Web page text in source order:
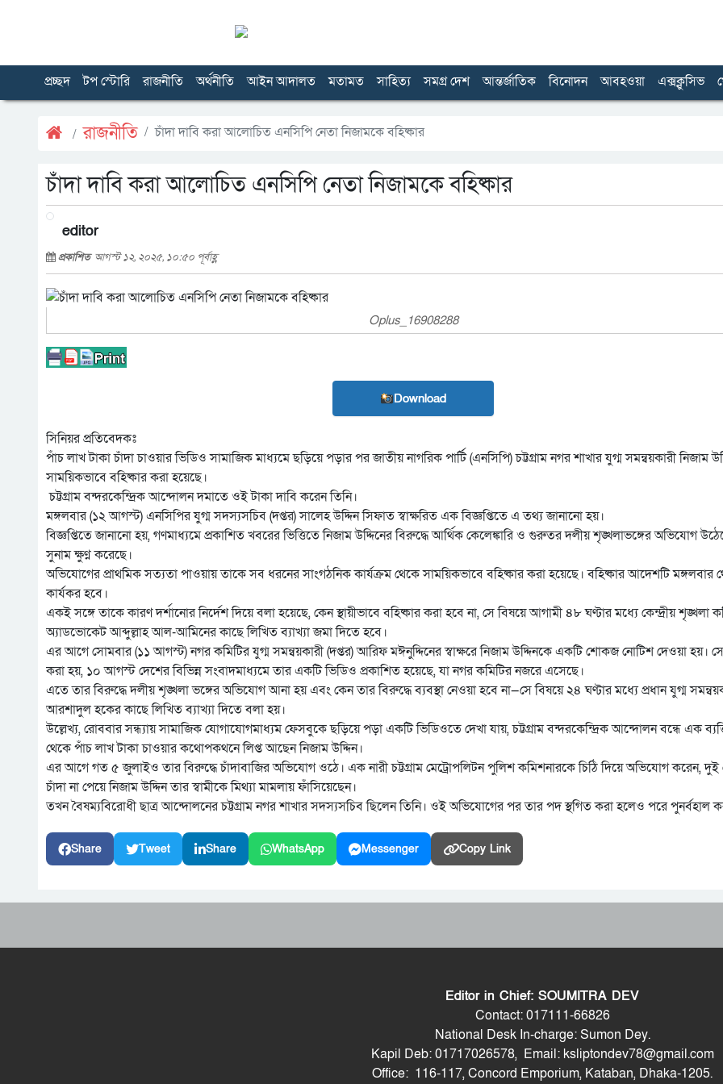
প্রচ্ছদ টপ স্টোরি রাজনীতি অর্থনীতি আইন আদালত মতামত সাহিত্য সমগ্র দেশ আন্তর্জাতিক বিনোদন আবহওয়া এক্সক্লুসিভ
রাজনীতি চাঁদা দাবি করা আলোচিত এনসিপি নেতা নিজামকে বহিষ্কার
চাঁদা দাবি করা আলোচিত এনসিপি নেতা নিজামকে বহিষ্কার
editor
প্রকাশিত আগস্ট ১২, ২০২৫, ১০:৫০ পূর্বাহ্ণ
Oplus_16908288
Download
সিনিয়র প্রতিবেদকঃ
পাঁচ লাখ টাকা চাঁদা চাওয়ার ভিডিও সামাজিক মাধ্যমে ছড়িয়ে পড়ার পর জাতীয় নাগরিক পার্টি (এনসিপি) চট্টগ্রাম নগর শাখার যুগ্ম সমন্বয়কারী নিজাম
সাময়িকভাবে বহিষ্কার করা হয়েছে।
চট্টগ্রাম বন্দরকেন্দ্রিক আন্দোলন দমাতে ওই টাকা দাবি করেন তিনি।
মঙ্গলবার (১২ আগস্ট) এনসিপির যুগ্ম সদস্যসচিব (দপ্তর) সালেহ উদ্দিন সিফাত স্বাক্ষরিত এক বিজ্ঞপ্তিতে এ তথ্য জানানো হয়।
বিজ্ঞপ্তিতে জানানো হয়, গণমাধ্যমে প্রকাশিত খবরের ভিত্তিতে নিজাম উদ্দিনের বিরুদ্ধে আর্থিক কেলেঙ্কারি ও গুরুতর দলীয় শৃঙ্খলাভঙ্গের অভিযোগ
সুনাম ক্ষুণ্ন করেছে।
অভিযোগের প্রাথমিক সত্যতা পাওয়ায় তাকে সব ধরনের সাংগঠনিক কার্যক্রম থেকে সাময়িকভাবে বহিষ্কার করা হয়েছে। বহিষ্কার আদেশটি মঙ্গলবার
কার্যকর হবে।
একই সঙ্গে তাকে কারণ দর্শানোর নির্দেশ দিয়ে বলা হয়েছে, কেন স্থায়ীভাবে বহিষ্কার করা হবে না, সে বিষয়ে আগামী ৪৮ ঘণ্টার মধ্যে কেন্দ্রীয় শৃঙ্খলা
অ্যাডভোকেট আব্দুল্লাহ আল-আমিনের কাছে লিখিত ব্যাখ্যা জমা দিতে হবে।
এর আগে সোমবার (১১ আগস্ট) নগর কমিটির যুগ্ম সমন্বয়কারী (দপ্তর) আরিফ মঈনুদ্দিনের স্বাক্ষরে নিজাম উদ্দিনকে একটি শোকজ নোটিশ দেওয়া হয়।
করা হয়, ১০ আগস্ট দেশের বিভিন্ন সংবাদমাধ্যমে তার একটি ভিডিও প্রকাশিত হয়েছে, যা নগর কমিটির নজরে এসেছে।
এতে তার বিরুদ্ধে দলীয় শৃঙ্খলা ভঙ্গের অভিযোগ আনা হয় এবং কেন তার বিরুদ্ধে ব্যবস্থা নেওয়া হবে না—সে বিষয়ে ২৪ ঘণ্টার মধ্যে প্রধান যুগ্ম
আরশাদুল হকের কাছে লিখিত ব্যাখ্যা দিতে বলা হয়।
উল্লেখ্য, রোববার সন্ধ্যায় সামাজিক যোগাযোগমাধ্যম ফেসবুকে ছড়িয়ে পড়া একটি ভিডিওতে দেখা যায়, চট্টগ্রাম বন্দরকেন্দ্রিক আন্দোলন বন্ধে এক
থেকে পাঁচ লাখ টাকা চাওয়ার কথোপকথনে লিপ্ত আছেন নিজাম উদ্দিন।
এর আগে গত ৫ জুলাইও তার বিরুদ্ধে চাঁদাবাজির অভিযোগ ওঠে। এক নারী চট্টগ্রাম মেট্রোপলিটন পুলিশ কমিশনারকে চিঠি দিয়ে অভিযোগ করেন, দুই
চাঁদা না পেয়ে নিজাম উদ্দিন তার স্বামীকে মিথ্যা মামলায় ফাঁসিয়েছেন।
তখন বৈষম্যবিরোধী ছাত্র আন্দোলনের চট্টগ্রাম নগর শাখার সদস্যসচিব ছিলেন তিনি। ওই অভিযোগের পর তার পদ স্থগিত করা হলেও পরে পুনর্বহাল
Share Tweet Share WhatsApp Messenger Copy Link
Editor in Chief: SOUMITRA DEV
Contact: 017111-66826
National Desk In-charge: Sumon Dey.
Kapil Deb: 01717026578, Email: ksliptondev78@gmail.com
Office: 116-117, Concord Emporium, Kataban, Dhaka-1205.